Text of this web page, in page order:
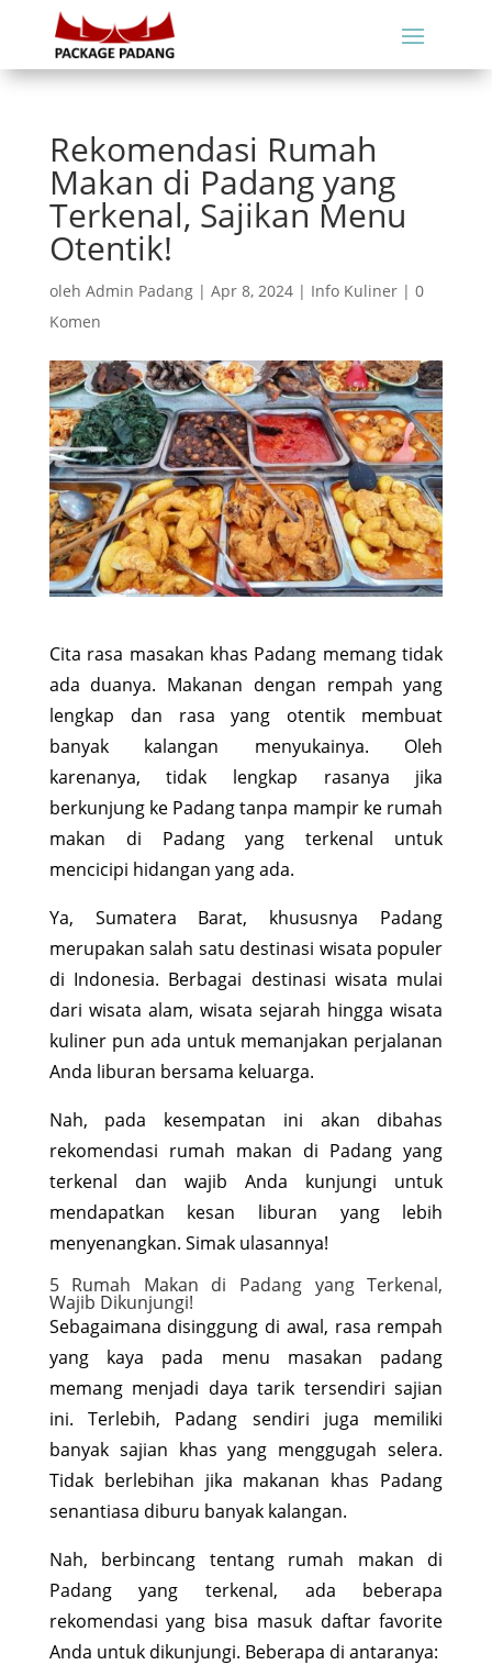
Rekomendasi Rumah
Makan di Padang yang
Terkenal, Sajikan Menu
Otentik!
oleh Admin Padang| Apr 8, 2024| Info Kuliner| 0
Komen
Cita rasa masakan khas Padang memang tidak
ada duanya. Makanan dengan rempah yang
lengkap dan rasa yang otentik membuat
banyak kalangan menyukainya. Oleh
karenanya, tidak lengkap rasanya jika
berkunjung ke Padang tanpa mampir ke rumah
makan di Padang yang terkenal untuk
mencicipi hidangan yang ada.
Ya, Sumatera Barat, khususnya Padang
merupakan salah satu destinasi wisata populer
di Indonesia. Berbagai destinasi wisata mulai
dari wisata alam, wisata sejarah hingga wisata
kuliner pun ada untuk memanjakan perjalanan
Anda liburan bersama keluarga.
Nah, pada kesempatan ini akan dibahas
rekomendasi rumah makan di Padang yang
terkenal dan wajib Anda kunjungi untuk
mendapatkan kesan liburan yang lebih
menyenangkan. Simak ulasannya!
5 Rumah Makan di Padang yang Terkenal,
Wajib Dikunjungi!
Sebagaimana disinggung di awal, rasa rempah
yang kaya pada menu masakan padang
memang menjadi daya tarik tersendiri sajian
ini. Terlebih, Padang sendiri juga memiliki
banyak sajian khas yang menggugah selera.
Tidak berlebihan jika makanan khas Padang
senantiasa diburu banyak kalangan.
Nah, berbincang tentang rumah makan di
Padang yang terkenal, ada beberapa
rekomendasi yang bisa masuk daftar favorite
Anda untuk dikunjungi. Beberapa di antaranya: